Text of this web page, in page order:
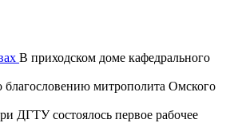
В приходском доме кафедрального
благословению митрополита Омского
ДГТУ состоялось первое рабочее